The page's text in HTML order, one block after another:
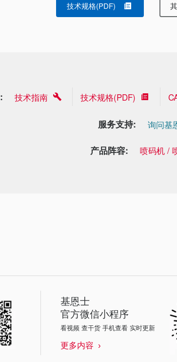
技术规格(PDF)
技术指南 技术规格(PDF)
服务支持: 询问基
产品阵容: 喷码机 /
基恩士
官方微信小程序
看视频 查干货 手机查看 实时更新
更多内容